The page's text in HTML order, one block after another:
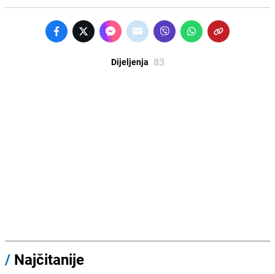
Dijeljenja 83
/ Najčitanije